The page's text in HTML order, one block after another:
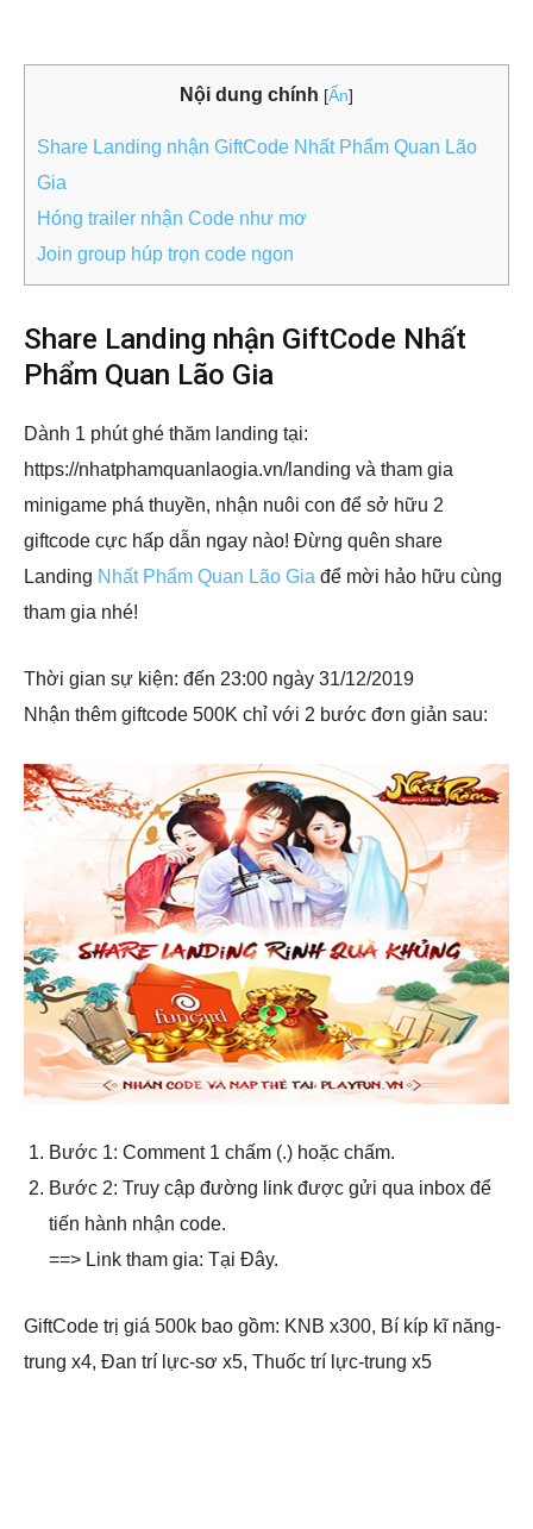
Nội dung chính [Ẩn]
Share Landing nhận GiftCode Nhất Phẩm Quan Lão
Gia
Hóng trailer nhận Code như mơ
Join group húp trọn code ngon
Share Landing nhận GiftCode Nhất
Phẩm Quan Lão Gia
Dành 1 phút ghé thăm landing tại:
https://nhatphamquanlaogia.vn/landing và tham gia
minigame phá thuyền, nhận nuôi con để sở hữu 2
giftcode cực hấp dẫn ngay nào! Đừng quên share
Landing Nhất Phẩm Quan Lão Gia để mời hảo hữu cùng
tham gia nhé!
Thời gian sự kiện: đến 23:00 ngày 31/12/2019
Nhận thêm giftcode 500K chỉ với 2 bước đơn giản sau:
Bước 1: Comment 1 chấm (.) hoặc chấm.
Bước 2: Truy cập đường link được gửi qua inbox để
tiến hành nhận code.
==> Link tham gia: Tại Đây.
GiftCode trị giá 500k bao gồm: KNB x300, Bí kíp kĩ năng-
trung x4, Đan trí lực-sơ x5, Thuốc trí lực-trung x5